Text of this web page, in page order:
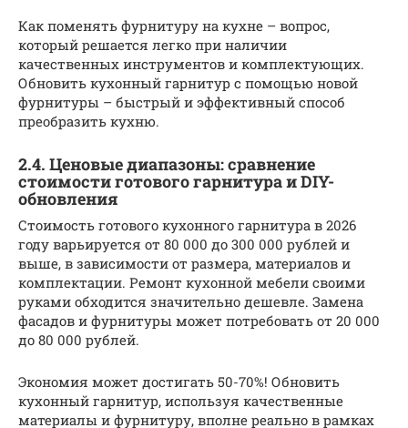
Как поменять фурнитуру на кухне – вопрос,
который решается легко при наличии
качественных инструментов и комплектующих.
Обновить кухонный гарнитур с помощью новой
фурнитуры – быстрый и эффективный способ
преобразить кухню.
2.4. Ценовые диапазоны: сравнение
стоимости готового гарнитура и DIY-
обновления
Стоимость готового кухонного гарнитура в 2026
году варьируется от 80 000 до 300 000 рублей и
выше, в зависимости от размера, материалов и
комплектации. Ремонт кухонной мебели своими
руками обходится значительно дешевле. Замена
фасадов и фурнитуры может потребовать от 20 000
до 80 000 рублей.
Экономия может достигать 50-70%! Обновить
кухонный гарнитур, используя качественные
материалы и фурнитуру, вполне реально в рамках